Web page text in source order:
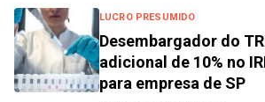
LUCRO PRESUMIDO
Desembargador do
adicional de 10% no
para empresa de SP